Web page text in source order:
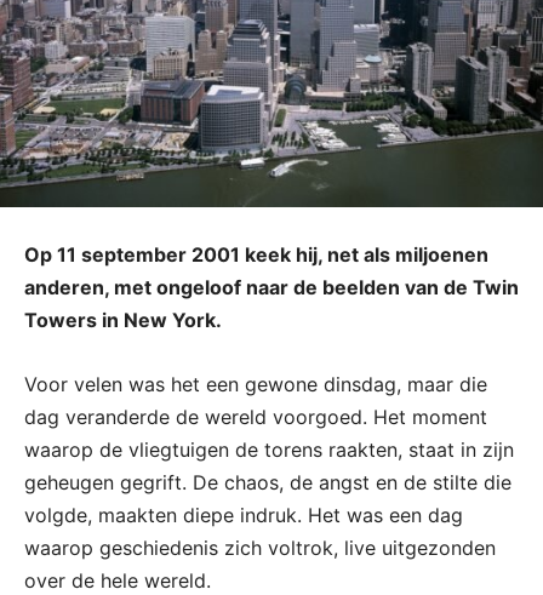
Op 11 september 2001 keek hij, net als miljoenen
anderen, met ongeloof naar de beelden van de Twin
Towers in New York.
Voor velen was het een gewone dinsdag, maar die
dag veranderde de wereld voorgoed. Het moment
waarop de vliegtuigen de torens raakten, staat in zijn
geheugen gegrift. De chaos, de angst en de stilte die
volgde, maakten diepe indruk. Het was een dag
waarop geschiedenis zich voltrok, live uitgezonden
over de hele wereld.